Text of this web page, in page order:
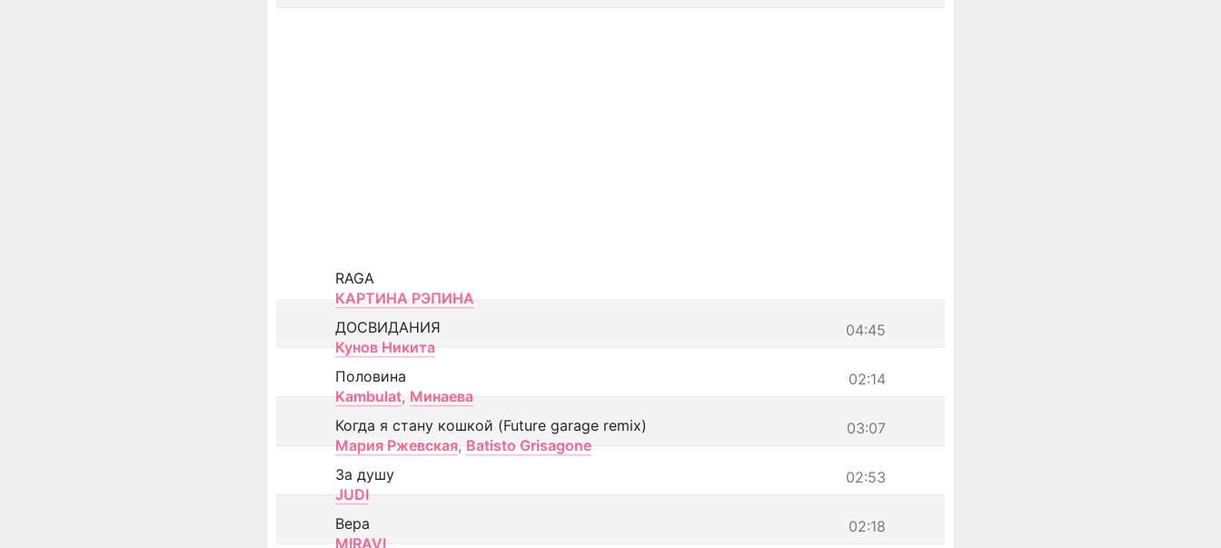
RAGA
КАРТИНА РЭПИНА
04:45
ДОСВИДАНИЯ
Кунов Никита
02:14
Половина
Kambulat, Минаева
03:07
Когда я стану кошкой (Future garage remix)
Мария Ржевская, Batisto Grisagone
02:53
За душу
JUDI
02:18
Вера
MIRAVI